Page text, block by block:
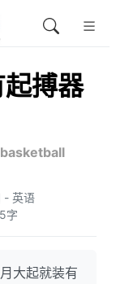
搏器
- 英语
字
大起就装有